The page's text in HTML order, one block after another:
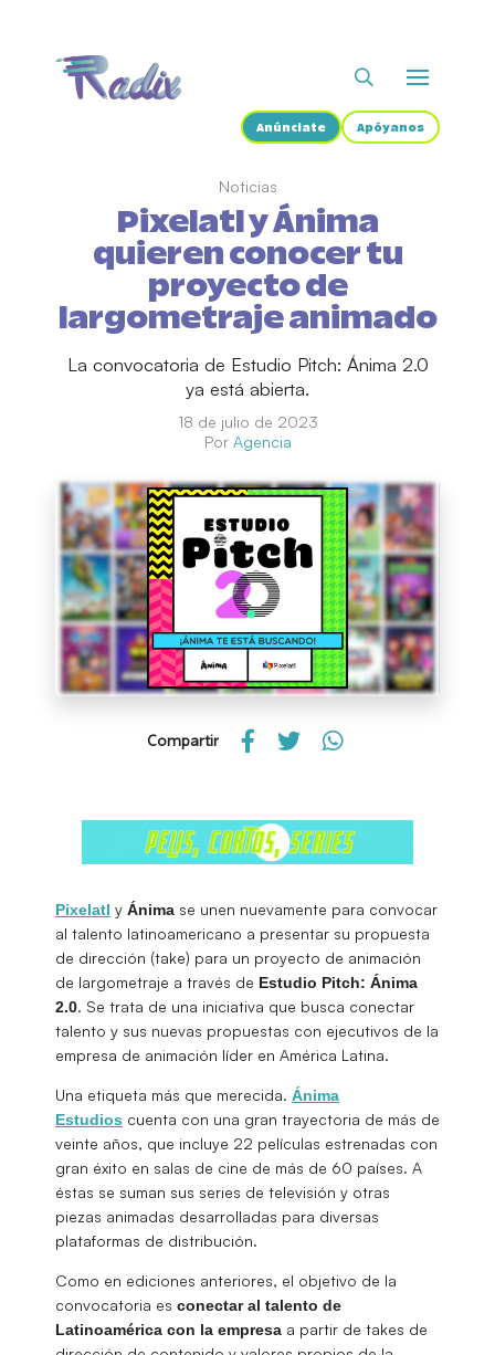
Anúnciate Apóyanos
Noticias
Pixelatl y Ánima
quieren conocer tu
proyecto de
largometraje animado
La convocatoria de Estudio Pitch: Ánima 2.0
ya está abierta.
18 de julio de 2023
Por Agencia
Compartir
Pixelatl y Ánima se unen nuevamente para convocar
al talento latinoamericano a presentar su propuesta
de dirección (take) para un proyecto de animación
de largometraje a través de Estudio Pitch: Ánima
2.0. Se trata de una iniciativa que busca conectar
talento y sus nuevas propuestas con ejecutivos de la
empresa de animación líder en América Latina.
Una etiqueta más que merecida. Ánima
Estudios cuenta con una gran trayectoria de más de
veinte años, que incluye 22 películas estrenadas con
gran éxito en salas de cine de más de 60 países. A
éstas se suman sus series de televisión y otras
piezas animadas desarrolladas para diversas
plataformas de distribución.
Como en ediciones anteriores, el objetivo de la
convocatoria es conectar al talento de
Latinoamérica con la empresa a partir de takes de